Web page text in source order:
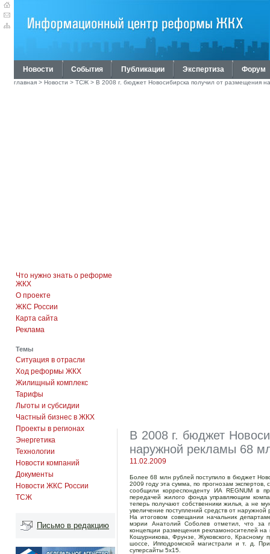
Новости События Публикации Экспертиза Форум
главная > Новости > ТСЖ > В 2008 г. бюджет Новосибирска получил от размещения
Что нужно знать о реформе
ЖКХ
О проекте
ЖКС России
Карта сайта
Реклама
Темы
Ситуация в отрасли
Ход реформы ЖКХ
Жилищный комплекс
Тарифы
Льготы и субсидии
Частный бизнес в ЖКХ
Проекты в регионах
Энергетика
Технологии
Новости компаний
Документы
Новости ЖКС России
ТСЖ
Письмо в редакцию
В 2008 г. бюджет
наружной рекламы 68
11.02.2009
Более 68 млн рублей поступило в бюджет
2009 году эта сумма, по прогнозам
сообщили корреспонденту ИА REGNUM в
передачей жилого фонда управляющим
теперь получают собственники жилья, а не
увеличение поступлений средств от
На итоговом совещании начальник
мэрии Анатолий Соболев отметил, что за
концепции размещения рекламоносителей на
Кошурникова, Фрунзе, Жуковского, Красному
шоссе, Ипподромской магистрали и т. д.
суперсайты 5х15.